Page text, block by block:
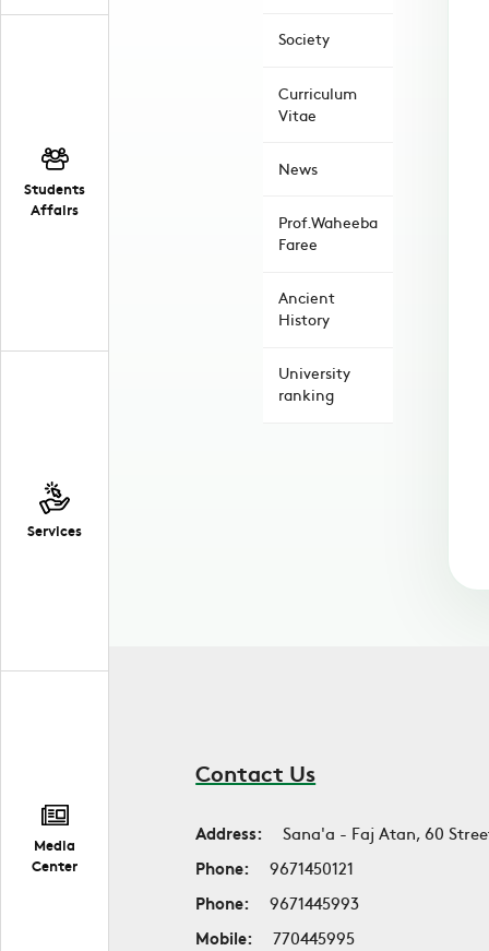
Students
Affairs
Services
Media
Center
Society
Curriculum
Vitae
News
Prof.Waheeba
Faree
Ancient
History
University
ranking
Contact Us
Address:
Sana'a - Faj Atan, 60
Phone:
9671450121
Phone:
9671445993
Mobile:
770445995